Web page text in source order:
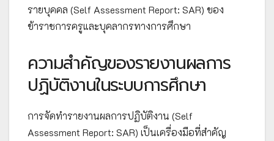
รายบุคคล (Self Assessment Report: SAR) ของ
ข้าราชการครูและบุคลากรทางการศึกษา
ความสำคัญของรายงานผลการ
ปฏิบัติงานในระบบการศึกษา
การจัดทำรายงานผลการปฏิบัติงาน (Self
Assessment Report: SAR) เป็นเครื่องมือที่สำคัญ